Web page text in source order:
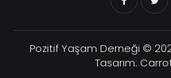
Pozitif Yaşam Derneği ©
Tasarım: